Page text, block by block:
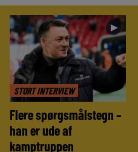
STORT INTERVIEW
►
Flere spørgsmålstegn –
han er ude af
kamptruppen
// LIVE